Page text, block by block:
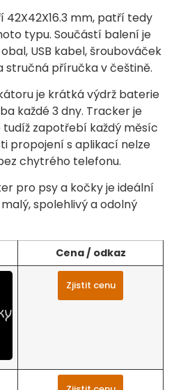
42X42X16.3 mm, patří tedy
typu. Součástí balení je
USB kabel, šroubováček
stručná příručka v češtině.
je krátká výdrž baterie
každé 3 dny. Tracker je
tudíž zapotřebí každý měsíc
propojení s aplikací nelze
chytrého telefonu.
pro psy a kočky je ideální
spolehlivý a odolný
Cena / odkaz
Zjistit cenu